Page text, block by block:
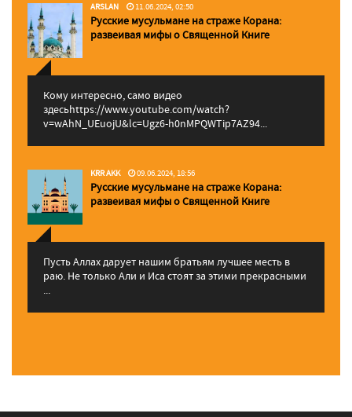
ARSLAN 11.06.2024, 02:50
Русские мусульмане на страже Корана:
pазвеивая мифы о Священной Книге
Кому интересно, само видео
здесьhttps://www.youtube.com/watch?
v=wAhN_UEuojU&lc=Ugz6-h0nMPQWTip7AZ94...
KRR AKK 09.06.2024, 18:56
Русские мусульмане на страже Корана:
pазвеивая мифы о Священной Книге
Пусть Аллах дарует нашим братьям лучшее месть в
раю. Не только Али и Иса стоят за этими прекрасными
...